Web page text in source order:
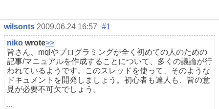
wilsonts 2009.06.24 16:57 #1
niko wrote>>
皆さん、mqlやプログラミングが全く初めての人のための
記事/マニュアルを作成することについて、多くの議論が行
われているようです。このスレッドを使って、そのような
ドキュメントを開発しましょう。初心者も達人も、皆の意
見が必要不可欠でしょう。
...